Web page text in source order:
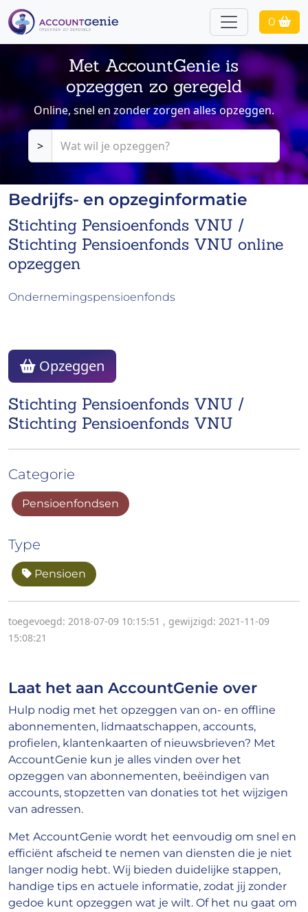
0
Met AccountGenie is
opzeggen zo geregeld
Online, snel en zonder zorgen alles opzeggen.
>
Bedrijfs- en opzeginformatie
Stichting Pensioenfonds VNU /
Stichting Pensioenfonds VNU online
opzeggen
Ondernemingspensioenfonds
Stichting Pensioenfonds VNU /
Stichting Pensioenfonds VNU
Opzeggen
Categorie
Pensioenfondsen
Type
Pensioen
toegevoegd: 2018-07-09 10:15:51 , gewijzigd: 2021-11-09
15:08:21
Laat het aan AccountGenie over
Hulp nodig met het opzeggen van on- en offline
abonnementen, lidmaatschappen, accounts,
profielen, klantenkaarten of nieuwsbrieven? Met
AccountGenie kun je alles vinden over het
opzeggen van abonnementen, beëindigen van
accounts, stopzetten van donaties tot het wijzigen
van adressen.
Met AccountGenie wordt het eenvoudig om snel en
efficiënt afscheid te nemen van diensten die je niet
langer nodig hebt. Wij bieden duidelijke stappen,
handige tips en actuele informatie, zodat jij zonder
gedoe kunt opzeggen wat je wilt. Of het nu gaat om